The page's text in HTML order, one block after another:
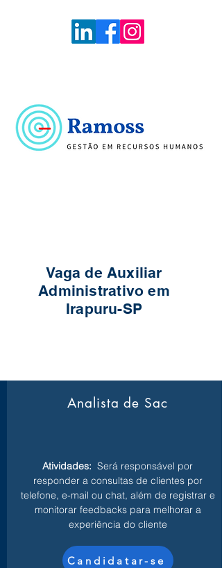
Vaga de Auxiliar
Administrativo em
Irapuru-SP
Analista de Sac
Atividades: Será responsável por
responder a consultas de clientes por
telefone, e-mail ou chat, além de registrar e
monitorar feedbacks para melhorar a
experiência do cliente
Candidatar-se